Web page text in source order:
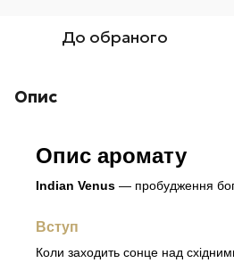
До обраного
Опис
Опис аромату
Indian Venus — пробудження
Вступ
Коли заходить сонце над